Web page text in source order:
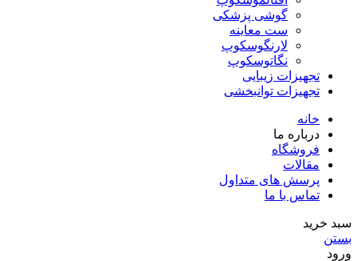
گوشی پزشکی
ست معاینه
لارنگوسکوپ
نگاتوسکوپ
تجهیزات زیبایی
تجهیزات توانبخشی
خانه
درباره ما
فروشگاه
مقالات
پرسش های متداول
تماس با ما
سبد خرید
بستن
ورود